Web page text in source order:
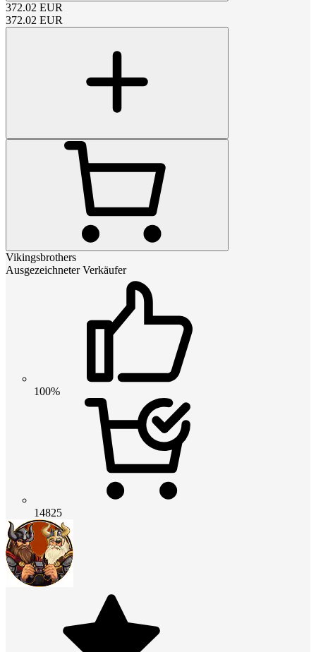
372.02 EUR
372.02 EUR
Vikingsbrothers
Ausgezeichneter Verkäufer
100%
14825